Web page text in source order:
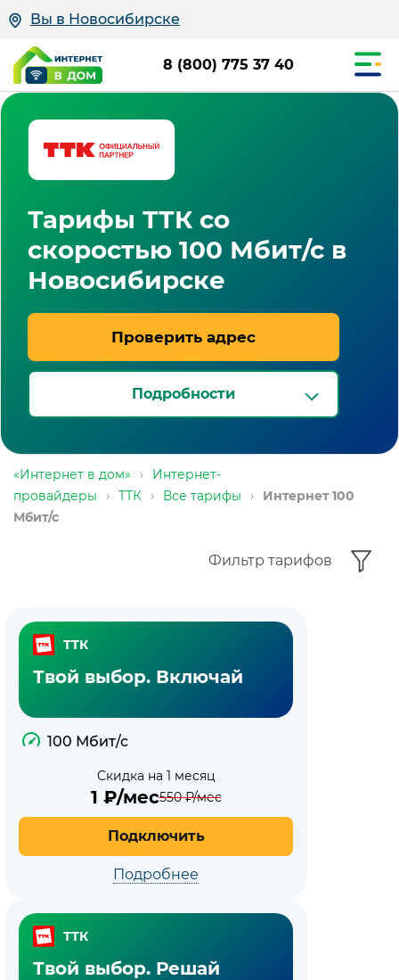
Вы в Новосибирске
8 (800) 775 37 40
Тарифы ТТК со
скоростью 100 Мбит/с в
Новосибирске
Проверить адрес
Подробности
«Интернет в дом» ›
Интернет-
провайдеры
› ТТК › Все тарифы ›
Интернет 100
Мбит/с
Фильтр тарифов
ТТК
Твой выбор. Включай
100 Мбит/с
Скидка на 1 месяц
1 ₽/мес550₽/мес
Подключить
Подробнее
ТТК
Твой выбор. Решай